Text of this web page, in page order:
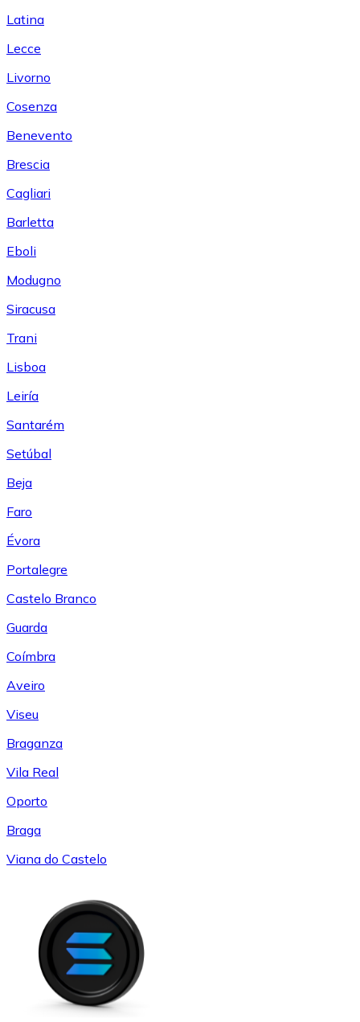
Latina
Lecce
Livorno
Cosenza
Benevento
Brescia
Cagliari
Barletta
Eboli
Modugno
Siracusa
Trani
Lisboa
Leiría
Santarém
Setúbal
Beja
Faro
Évora
Portalegre
Castelo Branco
Guarda
Coímbra
Aveiro
Viseu
Braganza
Vila Real
Oporto
Braga
Viana do Castelo